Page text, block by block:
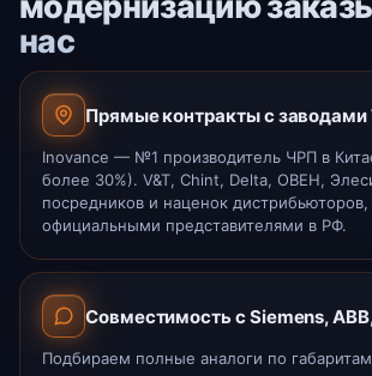
нас
Прямые контракты с
Inovance — №1 производитель ЧРП в
более 30%). V&T, Chint, Delta, ОВЕН,
посредников и наценок дистрибьюторов,
официальными представителями в РФ.
Совместимость с Siemens,
Подбираем полные аналоги по